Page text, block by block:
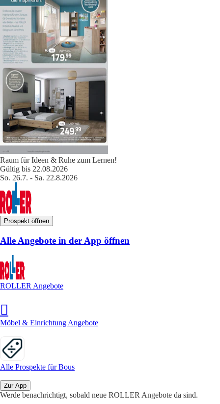
Raum für Ideen & Ruhe zum Lernen!
Gültig bis 22.08.2026
So. 26.7. - Sa. 22.8.2026
Prospekt öffnen
Alle Angebote in der App öffnen
ROLLER Angebote
Möbel & Einrichtung Angebote
Alle Prospekte für Bous
Zur App
Werde benachrichtigt, sobald neue ROLLER Angebote da sind.